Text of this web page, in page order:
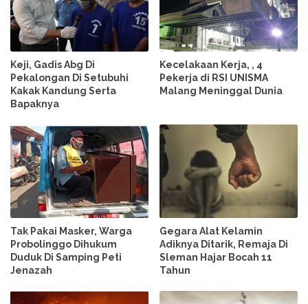
Keji, Gadis Abg Di
Pekalongan Di Setubuhi
Kakak Kandung Serta
Bapaknya
Kecelakaan Kerja, , 4
Pekerja di RSI UNISMA
Malang Meninggal Dunia
Tak Pakai Masker, Warga
Probolinggo Dihukum
Duduk Di Samping Peti
Jenazah
Gegara Alat Kelamin
Adiknya Ditarik, Remaja Di
Sleman Hajar Bocah 11
Tahun